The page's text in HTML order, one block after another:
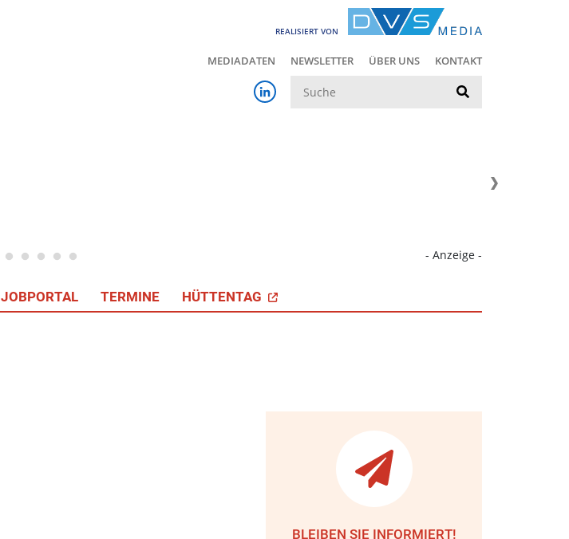
REALISIERT VON
MEDIADATEN NEWSLETTER ÜBER UNS KONTAKT
- Anzeige -
JOBPORTAL TERMINE HÜTTENTAG
BLEIBEN SIE INFORMIERT!